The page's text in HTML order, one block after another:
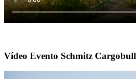
Vídeo Evento Schmitz Cargobull